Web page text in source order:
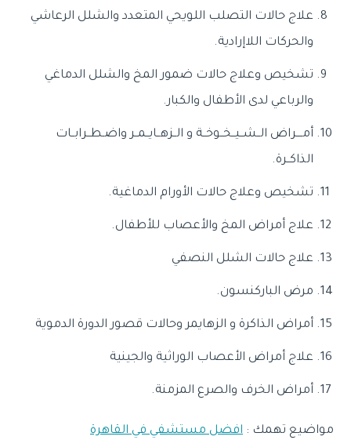
علاج حالات التصلب اللويحي المتعدد والشلل الرعاشي
والحركات اللاإرادية.
تشخيص وعلاج حالات ضمور المخ والشلل الدماغي
والرباعي لدى الأطفال والكبار.
أمــــراض الــشــيــخــوخــة و الــزهــايــمــر واضـطــرابــات
الذاكــرة.
تشخيص وعلاج حالات الأورام الدماغية.
علاج أمراض المخ والأعصاب للأطفال.
علاج حالات الشلل النصفي
مرض الباركنسون.
أمراض الذاكرة و الزهايمر وحالات قصور الدورة الدموية
علاج أمراض الأعصاب الوراثية والجينية
أمراض الخرف والصرع المزمنة.
مواضيع تهمك : افضل مستشفي في القاهرة